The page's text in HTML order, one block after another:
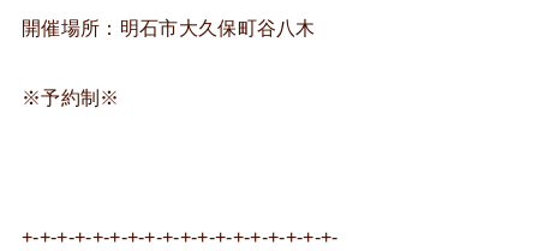
開催場所：明石市大久保町谷八木
※予約制※
+-+-+-+-+-+-+-+-+-+-+-+-+-+-+-+-+-+-